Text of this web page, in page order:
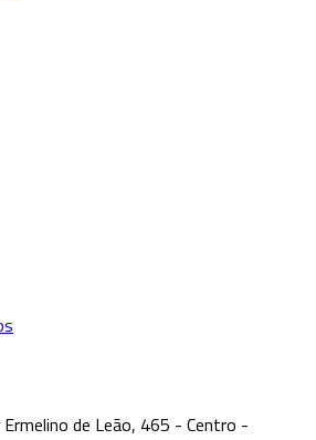
de Leão, 465 - Centro -